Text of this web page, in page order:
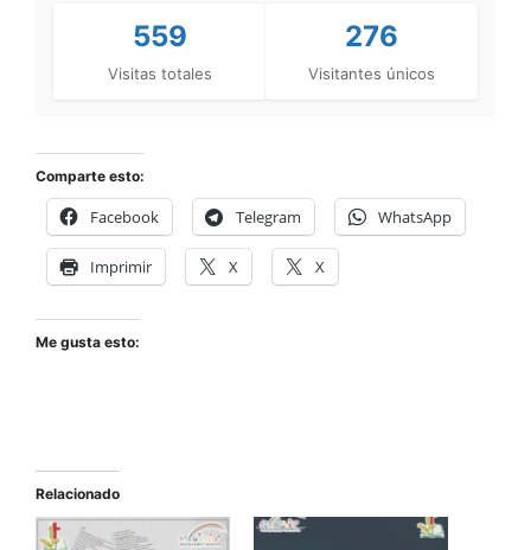
559
Visitas totales
276
Visitantes únicos
Comparte esto:
Facebook Telegram WhatsApp
Imprimir X X
Me gusta esto:
Relacionado